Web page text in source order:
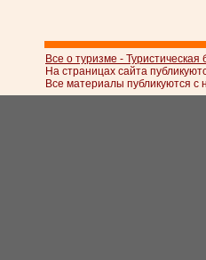
Все о туризме - Туристическая
На страницах сайта
Все материалы публикуются с